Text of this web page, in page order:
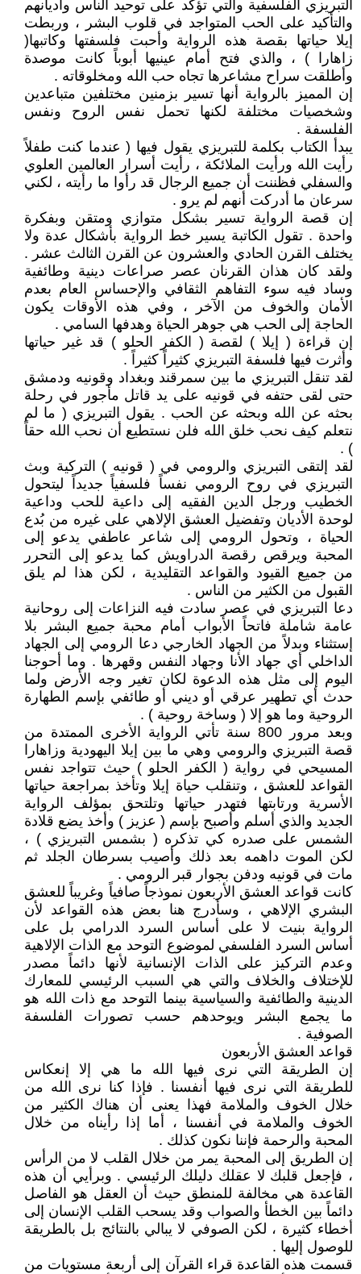
التبريزي الفلسفية والتي تؤكد على توحيد الناس وأديانهم
والتأكيد على الحب المتواجد في قلوب البشر ، وربطت
إيلا حياتها بقصة هذه الرواية وأحبت فلسفتها وكاتبها(
زاهارا ) ، والذي فتح أمام عينيها أبوباً كانت موصدة
وأطلقت سراح مشاعرها تجاه حب الله ومخلوقاته .
إن المميز بالرواية أنها تسير بزمنين مختلفين متباعدين
وشخصيات مختلفة لكنها تحمل نفس الروح ونفس
الفلسفة .
يبدأ الكتاب بكلمة للتبريزي يقول فيها ( عندما كنت طفلاً
رأيت الله ورأيت الملائكة ، رأيت أسرار العالمين العلوي
والسفلي فظننت أن جميع الرجال قد رأوا ما رأيته ، لكني
سرعان ما أدركت أنهم لم يرو .
إن قصة الرواية تسير بشكل متوازي ومتقن وبفكرة
واحدة . تقول الكاتبة يسير خط الرواية بأشكال عدة ولا
يختلف القرن الحادي والعشرون عن القرن الثالث عشر .
ولقد كان هذان القرنان عصر صراعات دينية وطائفية
وساد فيه سوء التفاهم الثقافي والإحساس العام بعدم
الأمان والخوف من الآخر ، وفي هذه الأوقات يكون
الحاجة إلى الحب هي جوهر الحياة وهدفها السامي .
إن قراءة ( إيلا ) لقصة ( الكفر الحلو ) قد غير حياتها
وأثرت فيها فلسفة التبريزي كثيراً كثيراً .
لقد تنقل التبريزي ما بين سمرقند وبغداد وقونيه ودمشق
حتى لقى حتفه في قونيه على يد قاتل مأجور في رحلة
بحثه عن الله وبحثه عن الحب . يقول التبريزي ( ما لم
نتعلم كيف نحب خلق الله فلن نستطيع أن نحب الله حقاً
) .
لقد إلتقى التبريزي والرومي في ( قونيه ) التركية وبث
التبريزي في روح الرومي نفساً فلسفياً جديداً ليتحول
الخطيب ورجل الدين الفقيه إلى داعية للحب وداعية
لوحدة الأديان وتفضيل العشق الإلاهي على غيره من بُدع
الحياة ، وتحول الرومي إلى شاعر عاطفي يدعو إلى
المحبة ويرقص رقصة الدراويش كما يدعو إلى التحرر
من جميع القيود والقواعد التقليدية ، لكن هذا لم يلق
القبول من الكثير من الناس .
دعا التبريزي في عصر سادت فيه النزاعات إلى روحانية
عامة شاملة فاتحاً الأبواب أمام محبة جميع البشر بلا
إستثناء وبدلاً من الجهاد الخارجي دعا الرومي إلى الجهاد
الداخلي أي جهاد الأنا وجهاد النفس وقهرها . وما أحوجنا
اليوم إلى مثل هذه الدعوة لكان تغير وجه الأرض ولما
حدث أي تطهير عرقي أو ديني أو طائفي بإسم الطهارة
الروحية وما هو إلا ( وساخة روحية ) .
وبعد مرور 800 سنة تأتي الرواية الأخرى الممتدة من
قصة التبريزي والرومي وهي ما بين إيلا اليهودية وزاهارا
المسيحي في رواية ( الكفر الحلو ) حيث تتواجد نفس
القواعد للعشق ، وتنقلب حياة إيلا وتأخذ بمراجعة حياتها
الأسرية ورتابتها فتهدر حياتها وتلتحق بمؤلف الرواية
الجديد والذي أسلم وأصبح بإسم ( عزيز ) وأخذ يضع قلادة
الشمس على صدره كي تذكره ( بشمس التبريزي ) ،
لكن الموت داهمه بعد ذلك وأصيب بسرطان الجلد ثم
مات في قونيه ودفن بجوار قبر الرومي .
كانت قواعد العشق الأربعون نموذجاً صافياً وغريباً للعشق
البشري الإلاهي ، وسأدرج هنا بعض هذه القواعد لأن
الرواية بنيت لا على أساس السرد الدرامي بل على
أساس السرد الفلسفي لموضوع التوحد مع الذات الإلاهية
وعدم التركيز على الذات الإنسانية لأنها دائماً مصدر
للإختلاف والخلاف والتي هي السبب الرئيسي للمعارك
الدينية والطائفية والسياسية بينما التوحد مع ذات الله هو
ما يجمع البشر ويوحدهم حسب تصورات الفلسفة
الصوفية .
قواعد العشق الأربعون
إن الطريقة التي نرى فيها الله ما هي إلا إنعكاس
للطريقة التي نرى فيها أنفسنا . فإذا كنا نرى الله من
خلال الخوف والملامة فهذا يعنى أن هناك الكثير من
الخوف والملامة في أنفسنا ، أما إذا رأيناه من خلال
المحبة والرحمة فإننا نكون كذلك .
إن الطريق إلى المحبة يمر من خلال القلب لا من الرأس
، فإجعل قلبك لا عقلك دليلك الرئيسي . وبرأيي أن هذه
القاعدة هي مخالفة للمنطق حيث أن العقل هو الفاصل
دائماً بين الخطأ والصواب وقد يسحب القلب الإنسان إلى
أخطاء كثيرة ، لكن الصوفي لا يبالي بالنتائج بل بالطريقة
للوصول إليها .
قسمت هذه القاعدة قراء القرآن إلى أربعة مستويات من